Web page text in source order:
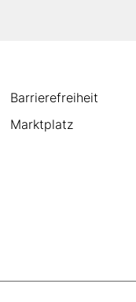
Barrierefreiheit
Marktplatz